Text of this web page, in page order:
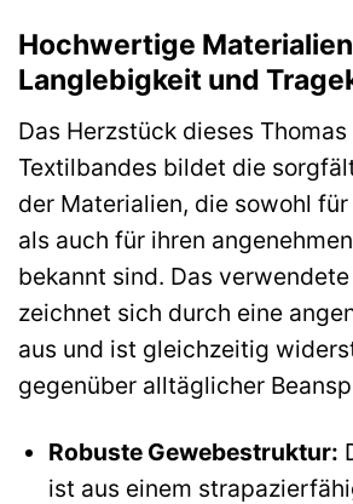
Hochwertige
Langlebigkeit und
Das Herzstück dieses Thomas
Textilbandes bildet die
der Materialien, die sowohl
als auch für ihren
bekannt sind. Das
zeichnet sich durch eine
aus und ist gleichzeitig
gegenüber alltäglicher
Robuste Gewebestruktur:
ist aus einem